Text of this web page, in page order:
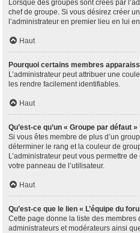
Lorsque des groupes sont créés par
chef de groupe. Si vous désirez créer
l’administrateur en premier lieu en lui
Haut
Pourquoi certains membres
L’administrateur peut attribuer une
les rendre facilement identifiables.
Haut
Qu’est-ce qu’un « Groupe par défaut »
Si vous êtes membre de plus d’un
déterminer le rang et la couleur de
L’administrateur peut vous permettre
votre panneau de l’utilisateur.
Haut
Qu’est-ce que le lien « L’équipe du
Cette page donne la liste des membres
administrateurs et modérateurs ainsi